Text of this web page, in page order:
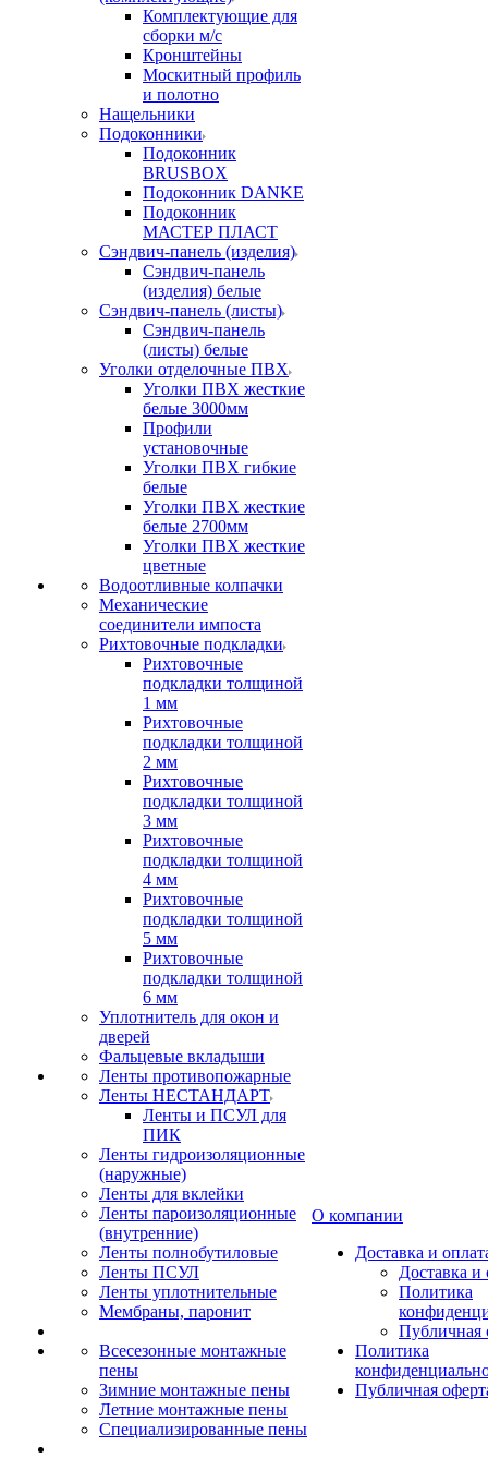
Комплектующие для
сборки м/с
Кронштейны
Москитный профиль
и полотно
Нащельники
Подоконники
Подоконник
BRUSBOX
Подоконник DANKE
Подоконник
МАСТЕР ПЛАСТ
Сэндвич-панель (изделия)
Сэндвич-панель
(изделия) белые
Сэндвич-панель (листы)
Сэндвич-панель
(листы) белые
Уголки отделочные ПВХ
Уголки ПВХ жесткие
белые 3000мм
Профили
установочные
Уголки ПВХ гибкие
белые
Уголки ПВХ жесткие
белые 2700мм
Уголки ПВХ жесткие
цветные
Водоотливные колпачки
Механические
соединители импоста
Рихтовочные подкладки
Рихтовочные
подкладки толщиной
1 мм
Рихтовочные
подкладки толщиной
2 мм
Рихтовочные
подкладки толщиной
3 мм
Рихтовочные
подкладки толщиной
4 мм
Рихтовочные
подкладки толщиной
5 мм
Рихтовочные
подкладки толщиной
6 мм
Уплотнитель для окон и
дверей
Фальцевые вкладыши
Ленты противопожарные
Ленты НЕСТАНДАРТ
Ленты и ПСУЛ для
ПИК
Ленты гидроизоляционные
(наружные)
Ленты для вклейки
Ленты пароизоляционные
(внутренние)
Ленты полнобутиловые
Ленты ПСУЛ
Ленты уплотнительные
Мембраны, паронит
Всесезонные монтажные
пены
Зимние монтажные пены
Летние монтажные пены
Специализированные пены
О компании
Доставка и
Доставка и
Политика
Публичная
Политика
Публичная